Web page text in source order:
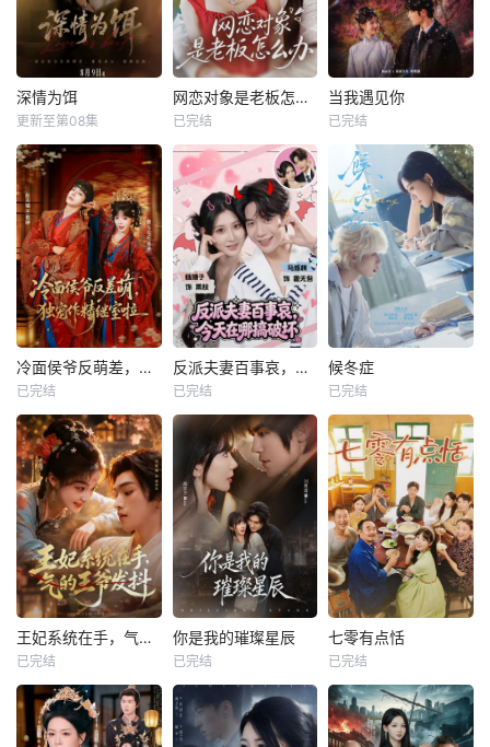
深情为饵
更新至第08集
网恋对象是老板怎么办
已完结
当我遇见你
已完结
冷面侯爷反萌差，独宠作精继室啦
已完结
反派夫妻百事哀，今天在哪搞破坏
已完结
候冬症
已完结
王妃系统在手，气的王爷发抖
已完结
你是我的璀璨星辰
已完结
七零有点恬
已完结